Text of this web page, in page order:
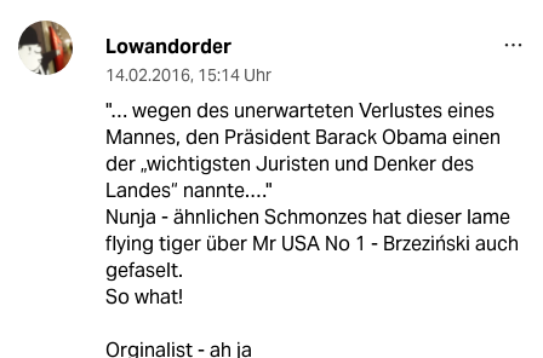
Lowandorder
14.02.2016, 15:14 Uhr
"… wegen des unerwarteten Verlustes eines
Mannes, den Präsident Barack Obama einen
der „wichtigsten Juristen und Denker des
Landes“ nannte.…"
Nunja - ähnlichen Schmonzes hat dieser lame
flying tiger über Mr USA No 1 - Brzeziński auch
gefaselt.
So what!
Orginalist - ah ja